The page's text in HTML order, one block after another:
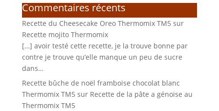
Commentaires récents
Recette du Cheesecake Oreo Thermomix TM5 sur
Recette mojito Thermomix
[…] avoir testé cette recette, je la trouve bonne par
contre je trouve qu’elle manque un peu de sucre
dans…
Recette bûche de noël framboise chocolat blanc
Thermomix TM5 sur Recette de la pâte a génoise au
Thermomix TM5